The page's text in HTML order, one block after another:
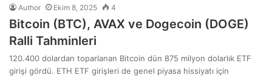
Author Ekim 8, 2025 4
Bitcoin (BTC), AVAX ve Dogecoin (DOGE)
Ralli Tahminleri
120.400 dolardan toparlanan Bitcoin dün 875 milyon dolarlık ETF
girişi gördü. ETH ETF girişleri de genel piyasa hissiyatı için